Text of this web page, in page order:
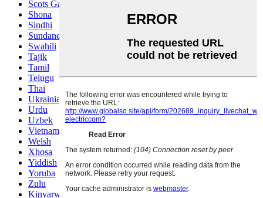
Scots Gaelic
Shona
Sindhi
Sundanese
Swahili
Tajik
Tamil
Telugu
Thai
Ukrainian
Urdu
Uzbek
Vietnamese
Welsh
Xhosa
Yiddish
Yoruba
Zulu
Kinyarwanda